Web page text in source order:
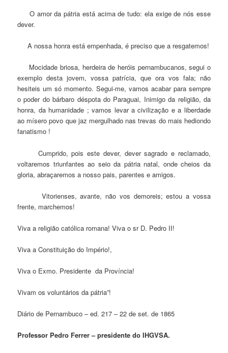
O amor da pátria está acima de tudo: ela exige de nós esse
dever.
A nossa honra está empenhada, é preciso que a resgatemos!
Mocidade briosa, herdeira de heróis pernambucanos, segui o
exemplo desta jovem, vossa patrícia, que ora vos fala; não
hesiteis um só momento. Segui-me, vamos acabar para sempre
o poder do bárbaro déspota do Paraguai, Inimigo da religião, da
honra, da humanidade ; vamos levar a civilização e a liberdade
ao mísero povo que jaz mergulhado nas trevas do mais hediondo
fanatismo !
Cumprido, pois este dever, dever sagrado e reclamado,
voltaremos triunfantes ao seio da pátria natal, onde cheios da
gloria, abraçaremos a nosso pais, parentes e amigos.
Vitorienses, avante, não vos demoreis; estou a vossa
frente, marchemos!
Viva a religião católica romana! Viva o sr D. Pedro II!
Viva a Constituição do Império!,
Viva o Exmo. Presidente da Província!
Vivam os voluntários da pátria”!
Diário de Pernambuco – ed. 217 – 22 de set. de 1865
Professor Pedro Ferrer – presidente do IHGVSA.